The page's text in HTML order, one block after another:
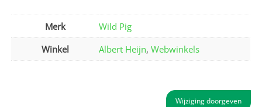
Merk
Wild Pig
Winkel
Albert Heijn,Webwinkels
Wijziging doorgeven